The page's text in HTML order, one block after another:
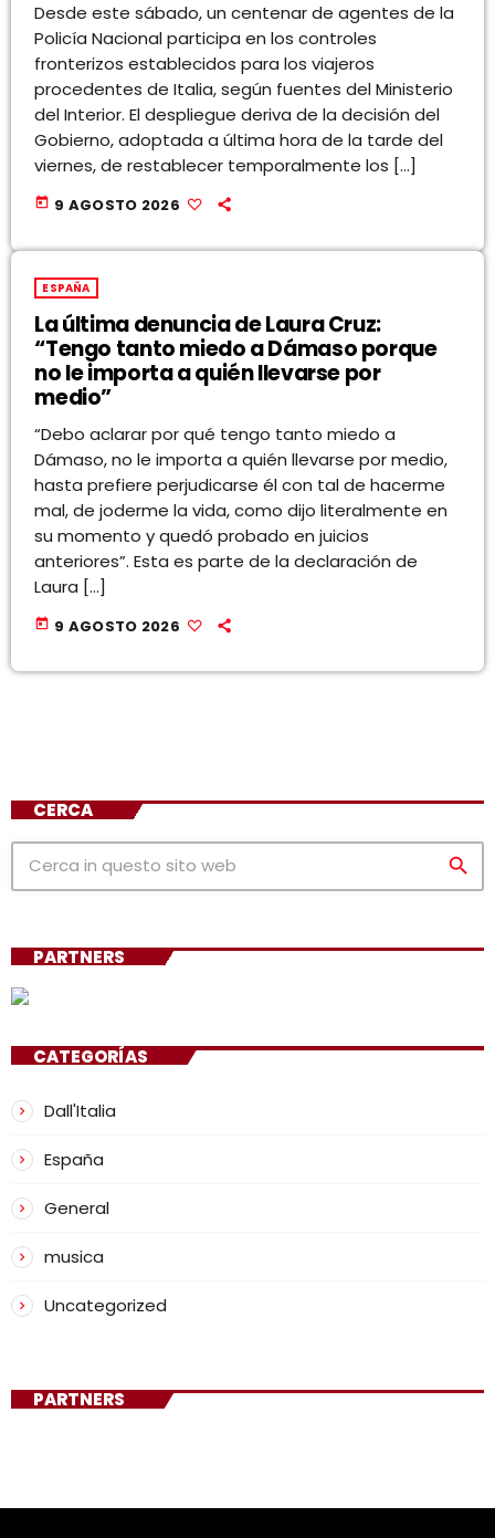
Desde este sábado, un centenar de agentes de la
Policía Nacional participa en los controles
fronterizos establecidos para los viajeros
procedentes de Italia, según fuentes del Ministerio
del Interior. El despliegue deriva de la decisión del
Gobierno, adoptada a última hora de la tarde del
viernes, de restablecer temporalmente los […]
today 9 AGOSTO 2026
ESPAÑA
La última denuncia de Laura Cruz:
“Tengo tanto miedo a Dámaso porque
no le importa a quién llevarse por
medio”
“Debo aclarar por qué tengo tanto miedo a
Dámaso, no le importa a quién llevarse por medio,
hasta prefiere perjudicarse él con tal de hacerme
mal, de joderme la vida, como dijo literalmente en
su momento y quedó probado en juicios
anteriores”. Esta es parte de la declaración de
Laura […]
today 9 AGOSTO 2026
CERCA
search
PARTNERS
CATEGORÍAS
Dall'Italia
España
General
musica
Uncategorized
PARTNERS